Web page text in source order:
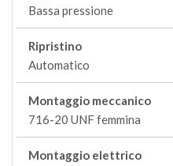
Bassa pressione
Ripristino
Automatico
Montaggio meccanico
716-20 UNF femmina
Montaggio elettrico